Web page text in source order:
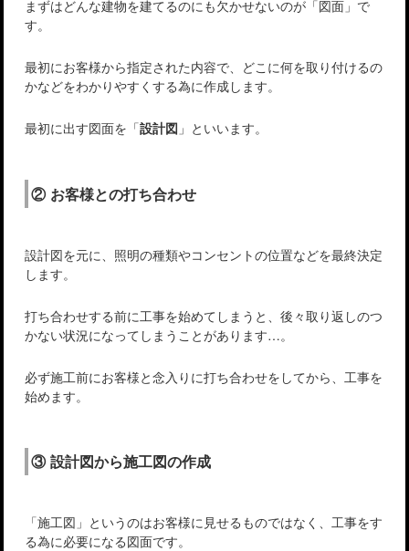
まずはどんな建物を建てるのにも欠かせないのが「図面」で
す。
最初にお客様から指定された内容で、どこに何を取り付けるの
かなどをわかりやすくする為に作成します。
最初に出す図面を「設計図 」といいます。
② お客様との打ち合わせ
設計図を元に、照明の種類やコンセントの位置などを最終決定
します。
打ち合わせする前に工事を始めてしまうと、後々取り返しのつ
かない状況になってしまうことがあります…。
必ず施工前にお客様と念入りに打ち合わせをしてから、工事を
始めます。
③ 設計図から施工図の作成
「施工図」というのはお客様に見せるものではなく、工事をす
る為に必要になる図面です。